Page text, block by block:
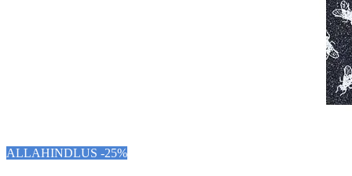
ALLAHINDLUS -25%